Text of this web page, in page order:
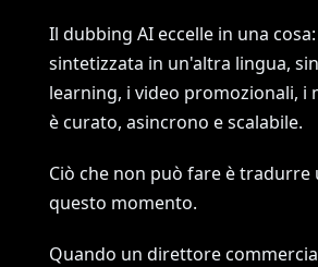
Il dubbing AI eccelle in una
sintetizzata in un'altra lingua,
learning, i video promozionali,
è curato, asincrono e scalabile.
Ciò che non può fare è tradurre
questo momento.
Quando un direttore